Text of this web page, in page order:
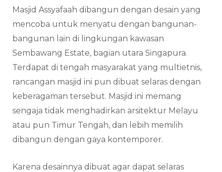
Masjid Assyafaah dibangun dengan desain yang
mencoba untuk menyatu dengan bangunan-
bangunan lain di lingkungan kawasan
Sembawang Estate, bagian utara Singapura.
Terdapat di tengah masyarakat yang multietnis,
rancangan masjid ini pun dibuat selaras dengan
keberagaman tersebut. Masjid ini memang
sengaja tidak menghadirkan arsitektur Melayu
atau pun Timur Tengah, dan lebih memilih
dibangun dengan gaya kontemporer.
Karena desainnya dibuat agar dapat selaras